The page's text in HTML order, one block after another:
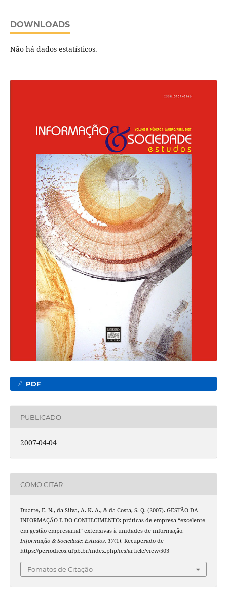
DOWNLOADS
Não há dados estatísticos.
PDF
PUBLICADO
2007-04-04
COMO CITAR
Duarte, E. N., da Silva, A. K. A., & da Costa, S. Q. (2007). GESTÃO DA
INFORMAÇÃO E DO CONHECIMENTO: práticas de empresa “excelente
em gestão empresarial” extensivas à unidades de informação.
Informação & Sociedade: Estudos, 17(1). Recuperado de
https://periodicos.ufpb.br/index.php/ies/article/view/503
Fomatos de Citação